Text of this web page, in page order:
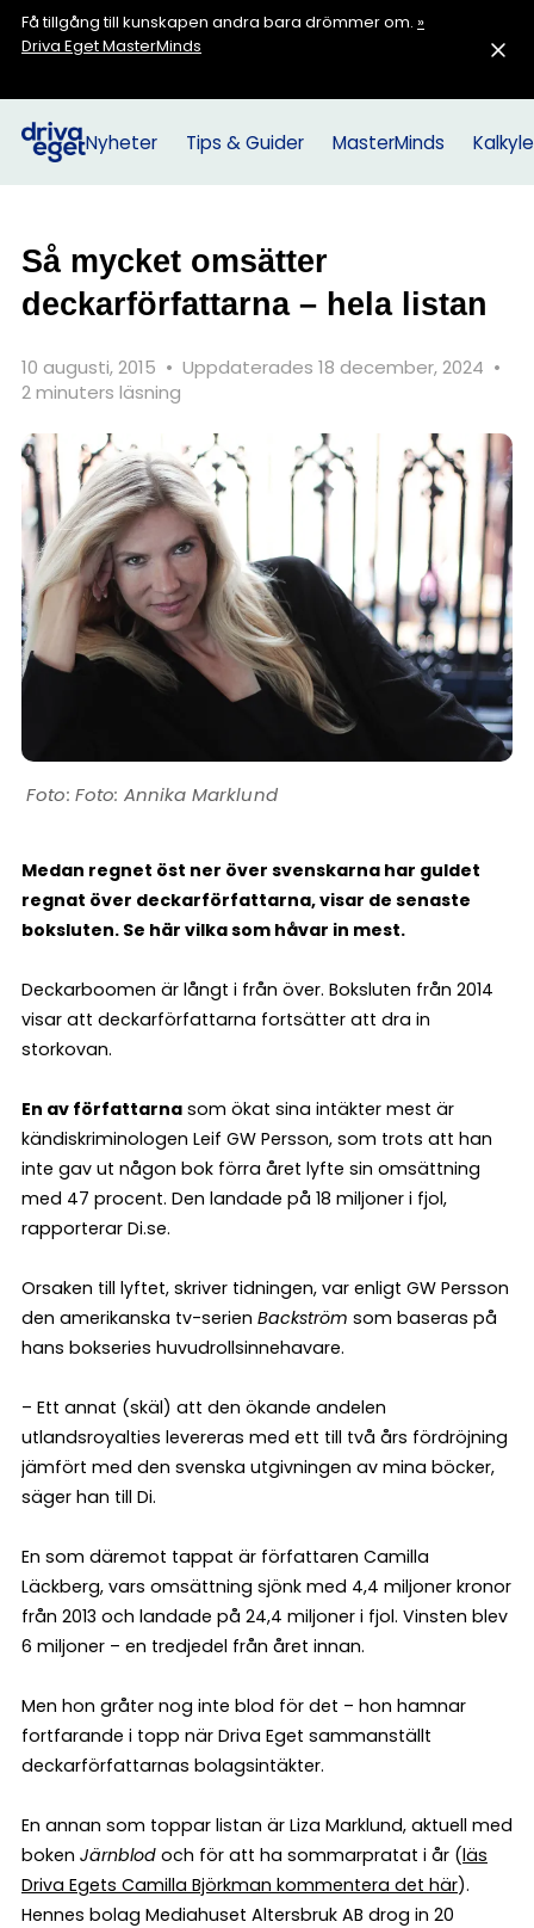
Få tillgång till kunskapen andra bara drömmer om. »
Driva Eget MasterMinds
Nyheter Tips & Guider MasterMinds
Så mycket omsätter
deckarförfattarna – hela listan
10 augusti, 2015 • Uppdaterades 18 december, 2024 •
2 minuters läsning
Foto: Annika Marklund
Medan regnet öst ner över svenskarna har guldet
regnat över deckarförfattarna, visar de senaste
boksluten. Se här vilka som håvar in mest.
Deckarboomen är långt i från över. Boksluten från 2014
visar att deckarförfattarna fortsätter att dra in
storkovan.
En av författarna som ökat sina intäkter mest är
kändiskriminologen Leif GW Persson, som trots att han
inte gav ut någon bok förra året lyfte sin omsättning
med 47 procent. Den landade på 18 miljoner i fjol,
rapporterar Di.se.
Orsaken till lyftet, skriver tidningen, var enligt GW Persson
den amerikanska tv-serien Backström som baseras på
hans bokseries huvudrollsinnehavare.
– Ett annat (skäl) att den ökande andelen
utlandsroyalties levereras med ett till två års fördröjning
jämfört med den svenska utgivningen av mina böcker,
säger han till Di.
En som däremot tappat är författaren Camilla
Läckberg, vars omsättning sjönk med 4,4 miljoner kronor
från 2013 och landade på 24,4 miljoner i fjol. Vinsten blev
6 miljoner – en tredjedel från året innan.
Men hon gråter nog inte blod för det – hon hamnar
fortfarande i topp när Driva Eget sammanställt
deckarförfattarnas bolagsintäkter.
En annan som toppar listan är Liza Marklund, aktuell med
boken Järnblod och för att ha sommarpratat i år (läs
Driva Egets Camilla Björkman kommentera det här).
Hennes bolag Mediahuset Altersbruk AB drog in 20